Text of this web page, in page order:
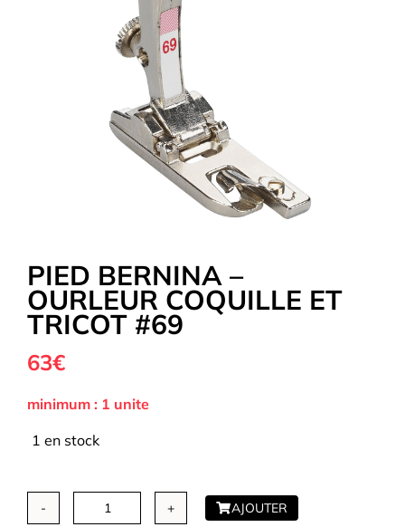
OUTLET
Exclusivité WEB
PIED BERNINA –
OURLEUR COQUILLE ET
TRICOT #69
63€
minimum : 1 unite
1 en stock
quantité
AJOUTER